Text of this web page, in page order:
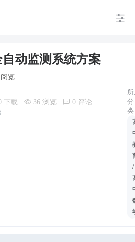
动监测系统方案
览
下载 36 浏览
0 评论
分
/